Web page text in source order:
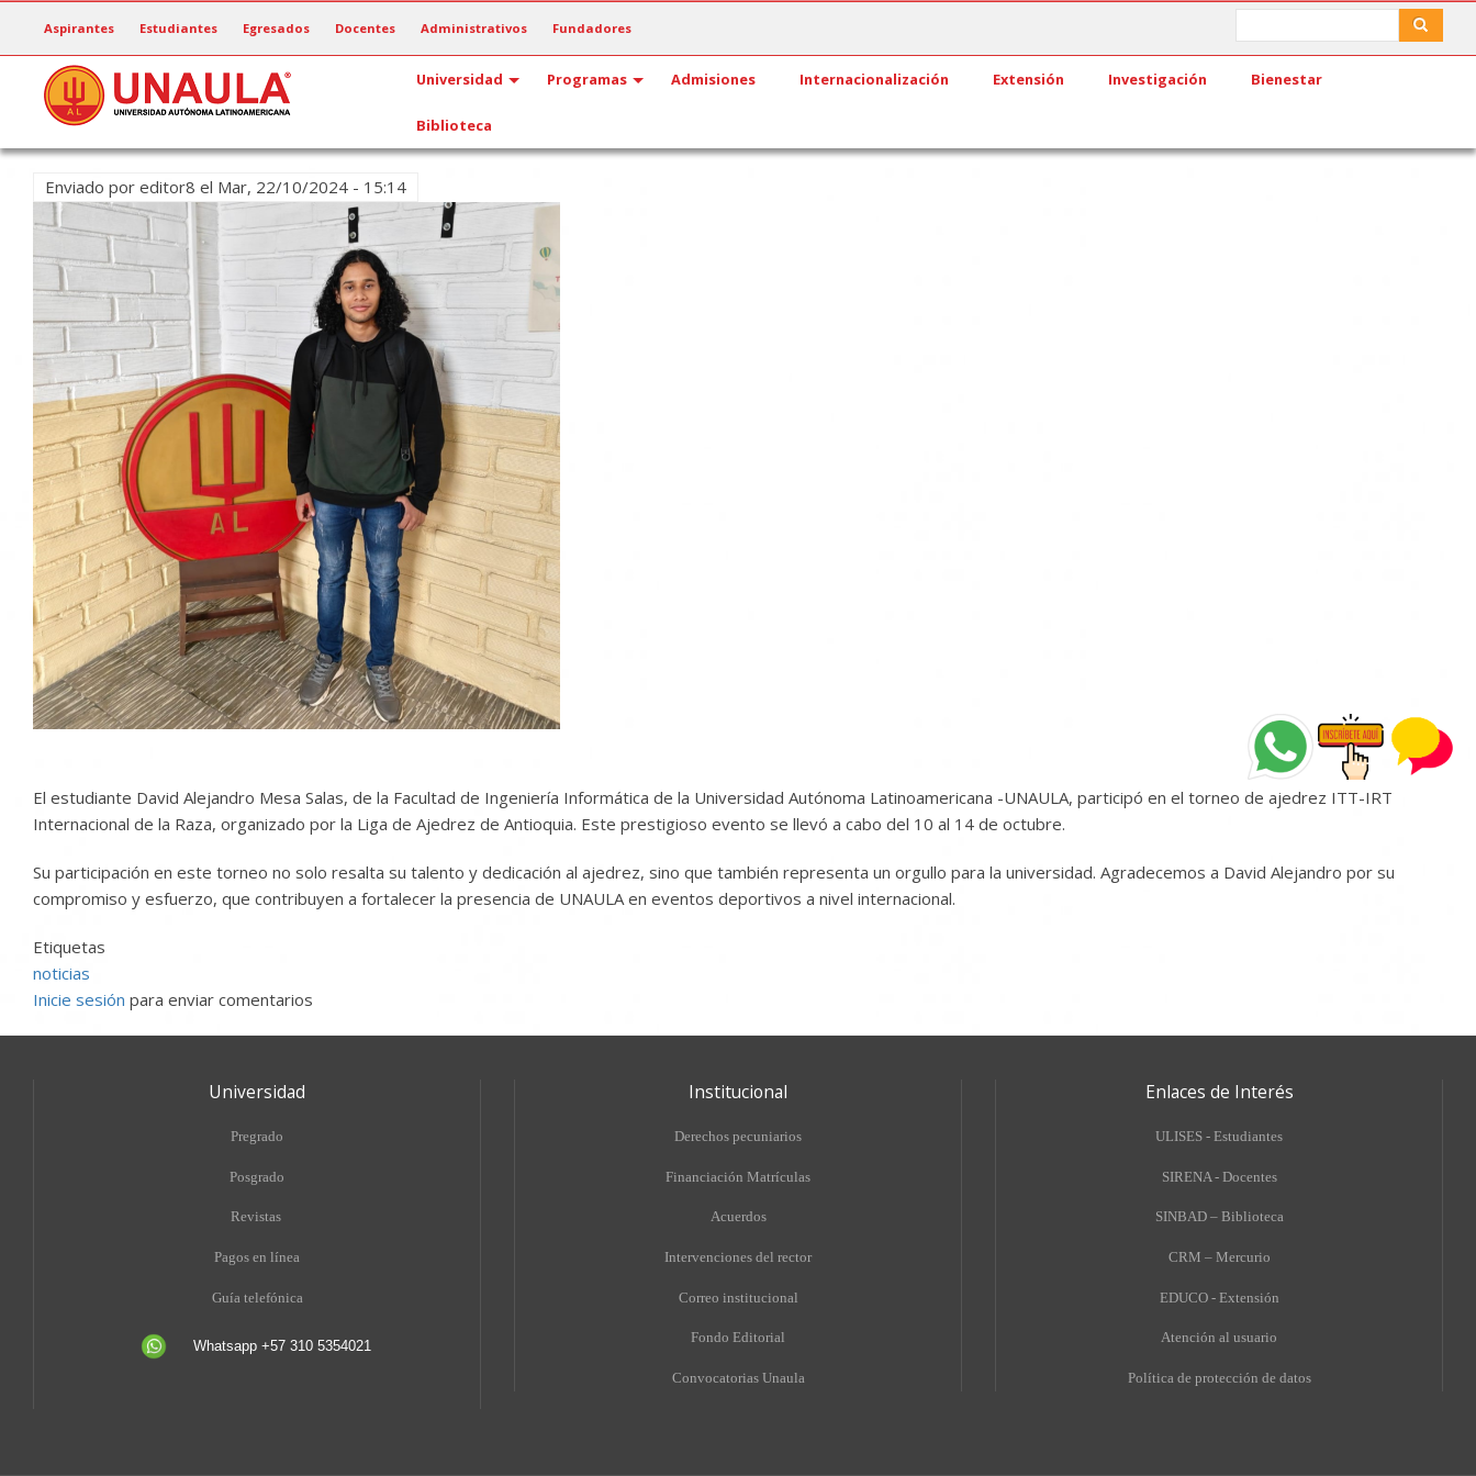
contenido
principal
Aspirantes Estudiantes Egresados Docentes Administrativos Fundadores
Universidad Programas Admisiones Internacionalización Extensión Investigación Bienestar
Biblioteca
Enviado por editor8 el Mar, 22/10/2024 - 15:14
El estudiante David Alejandro Mesa Salas, de la Facultad de Ingeniería Informática de la Universidad Autónoma Latinoamericana -UNAULA, participó en el torneo de ajedrez ITT-IRT
Internacional de la Raza, organizado por la Liga de Ajedrez de Antioquia. Este prestigioso evento se llevó a cabo del 10 al 14 de octubre.
Su participación en este torneo no solo resalta su talento y dedicación al ajedrez, sino que también representa un orgullo para la universidad. Agradecemos a David Alejandro por su
compromiso y esfuerzo, que contribuyen a fortalecer la presencia de UNAULA en eventos deportivos a nivel internacional.
Etiquetas
noticias
Inicie sesión para enviar comentarios
Universidad
Pregrado
Posgrado
Revistas
Pagos en línea
Guía telefónica
Whatsapp +57 310 5354021
Institucional
Derechos pecuniarios
Financiación Matrículas
Acuerdos
Intervenciones del rector
Correo institucional
Fondo Editorial
Convocatorias Unaula
Enlaces de Interés
ULISES - Estudiantes
SIRENA - Docentes
SINBAD – Biblioteca
CRM – Mercurio
EDUCO - Extensión
Atención al usuario
Política de protección de datos